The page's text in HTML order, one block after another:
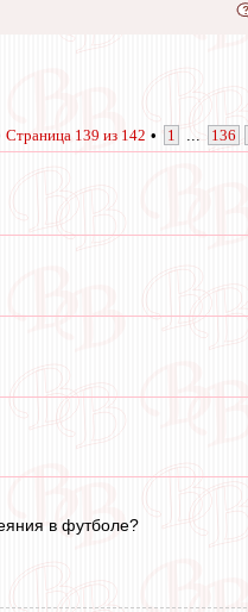
Страница 139 из 142 • 1 136
в футболе?